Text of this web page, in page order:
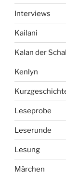
Interviews
Kailani
Kalan der
Kenlyn
Leseprobe
Leserunde
Lesung
Märchen